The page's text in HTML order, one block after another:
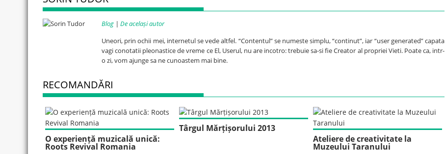
Blog | De același autor
Uneori, prin ochii mei, internetul se vede altfel. “Contentul” se numeste simplu, “continut”, iar “user generated” capata
vagi conotatii pleonastice de vreme ce El, Userul, nu are incotro: trebuie sa-si fie Creator al propriei Vieti. Poate ca, intr-
o zi, vom ajunge sa ne cunoastem mai bine.
RECOMANDĂRI
O experiență muzicală unică:
Roots Revival Romania
Târgul Mărțișorului 2013
Ateliere de creativitate la
Muzeului Taranului